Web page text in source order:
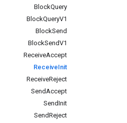
BlockQuery
BlockQueryV1
BlockSend
BlockSendV1
ReceiveAccept
ReceiveInit
ReceiveReject
SendAccept
SendInit
SendReject